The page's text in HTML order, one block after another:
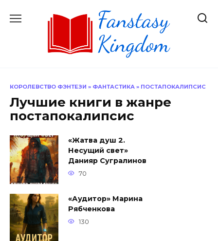
КОРОЛЕВСТВО ФЭНТЕЗИ » ФАНТАСТИКА » ПОСТАПОКАЛИПСИС
Лучшие книги в жанре
постапокалипсис
«Жатва душ 2.
Несущий свет»
Данияр Сугралинов
70
«Аудитор» Марина
Рябченкова
130